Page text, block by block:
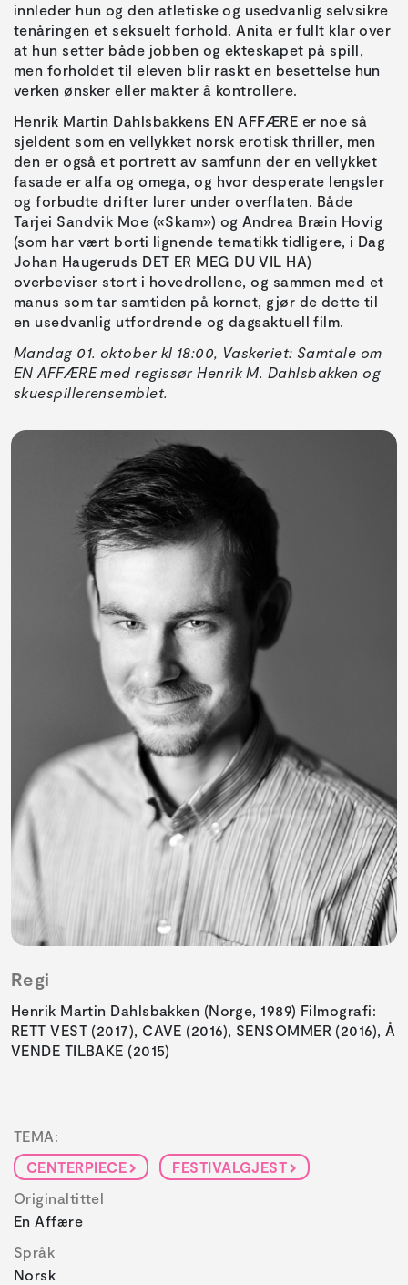
innleder hun og den atletiske og usedvanlig selvsikre
tenåringen et seksuelt forhold. Anita er fullt klar over
at hun setter både jobben og ekteskapet på spill,
men forholdet til eleven blir raskt en besettelse hun
verken ønsker eller makter å kontrollere.
Henrik Martin Dahlsbakkens EN AFFÆRE er noe så
sjeldent som en vellykket norsk erotisk thriller, men
den er også et portrett av samfunn der en vellykket
fasade er alfa og omega, og hvor desperate lengsler
og forbudte drifter lurer under overflaten. Både
Tarjei Sandvik Moe («Skam») og Andrea Bræin Hovig
(som har vært borti lignende tematikk tidligere, i Dag
Johan Haugeruds DET ER MEG DU VIL HA)
overbeviser stort i hovedrollene, og sammen med et
manus som tar samtiden på kornet, gjør de dette til
en usedvanlig utfordrende og dagsaktuell film.
Mandag 01. oktober kl 18:00, Vaskeriet: Samtale om
EN AFFÆRE med regissør Henrik M. Dahlsbakken og
skuespillerensemblet.
Regi
Henrik Martin Dahlsbakken (Norge, 1989) Filmografi:
RETT VEST (2017), CAVE (2016), SENSOMMER (2016), Å
VENDE TILBAKE (2015)
TEMA:
CENTERPIECE
FESTIVALGJEST
Originaltittel
En Affære
Språk
Norsk